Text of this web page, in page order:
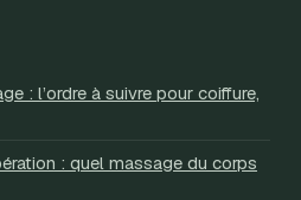
: l’ordre à suivre pour coiffure,
: quel massage du corps